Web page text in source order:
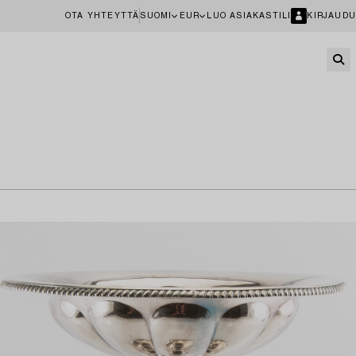
OTA YHTEYTTÄ SUOMI EUR LUO ASIAKASTILI KIRJAUDU